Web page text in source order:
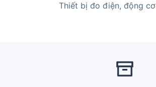
Thiết bị đo điện, động cơ